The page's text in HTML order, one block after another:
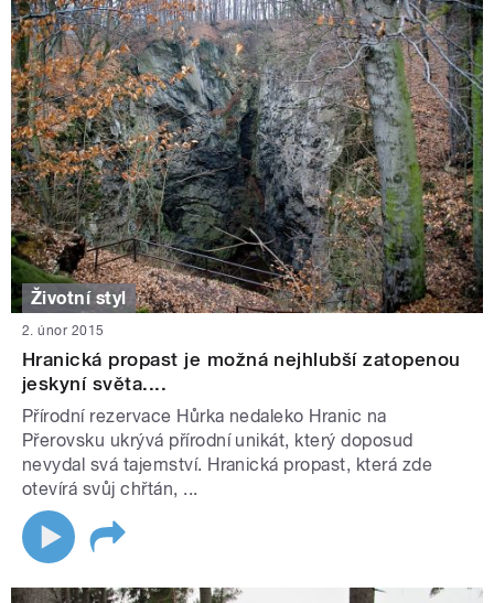
Životní styl
2. únor 2015
Hranická propast je možná nejhlubší zatopenou
jeskyní světa....
Přírodní rezervace Hůrka nedaleko Hranic na
Přerovsku ukrývá přírodní unikát, který doposud
nevydal svá tajemství. Hranická propast, která zde
otevírá svůj chřtán, ...